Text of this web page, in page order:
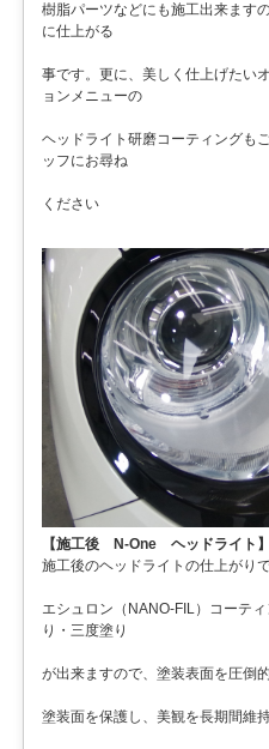
樹脂パーツなどにも施工出来ます
に仕上がる
事です。更に、美しく仕上げたい
ョンメニューの
ヘッドライト研磨コーティングも
ッフにお尋ね
ください
【施工後 N-One ヘッドライト】
施工後のヘッドライトの仕上がり
エシュロン（NANO-FIL）コーテ
り・三度塗り
が出来ますので、塗装表面を圧倒
塗装面を保護し、美観を長期間維